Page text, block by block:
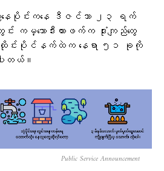
ပိုင်းကနေ ဒီဇင်ဘာ ၂၃ ရက်
ကမ္ဘောဒီးယားဖက်က ဒုံးကျည်တွေ
း ထိုင်းပိုင်နက်ထဲက နေရာ ၅၁ ခုကို
တယ်။
Public Service Announcement